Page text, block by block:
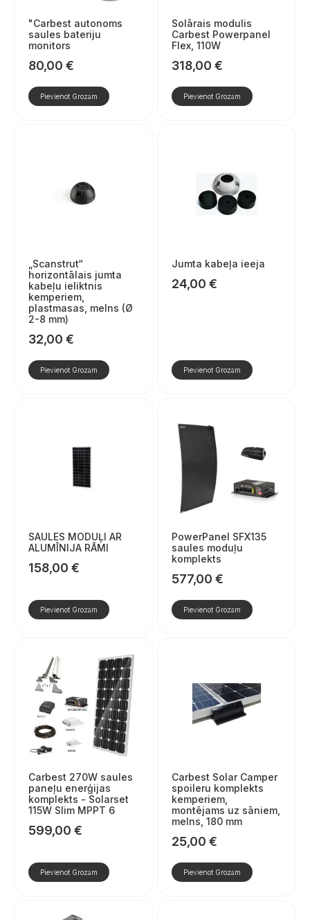
"Carbest autonoms
saules bateriju
monitors
80,00 €
Pievienot Grozam
Solārais modulis
Carbest Powerpanel
Flex, 110W
318,00 €
Pievienot Grozam
„Scanstrut“
horizontālais jumta
kabeļu ieliktnis
kemperiem,
plastmasas, melns (Ø
2-8 mm)
32,00 €
Pievienot Grozam
Jumta kabeļa ieeja
24,00 €
Pievienot Grozam
SAULES MODUĻI AR
ALUMĪNIJA RĀMI
158,00 €
Pievienot Grozam
PowerPanel SFX135
saules moduļu
komplekts
577,00 €
Pievienot Grozam
Carbest 270W saules
paneļu enerģijas
komplekts - Solarset
115W Slim MPPT 6
599,00 €
Pievienot Grozam
Carbest Solar Camper
spoileru komplekts
kemperiem,
montējams uz sāniem,
melns, 180 mm
25,00 €
Pievienot Grozam